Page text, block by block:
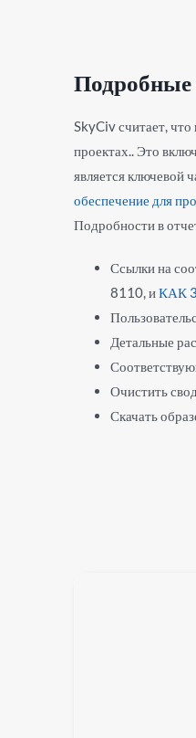
Подробные
SkyCiv считает,
проектах.. Это
является ключевой
обеспечение для
Подробности в
Ссылки на
8110, иКАК
Детальные
Очистить
Скачать